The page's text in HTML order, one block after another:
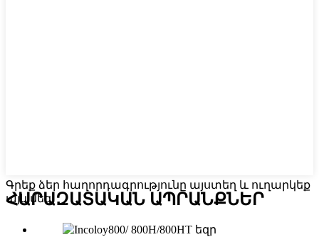
Գրեք ձեր հաղորդագրությունը այստեղ և ուղարկեք
այն մեզ
ՀԱՐԱԶԱՏԱԿԱՆ ԱՊՐԱՆՔՆԵՐ